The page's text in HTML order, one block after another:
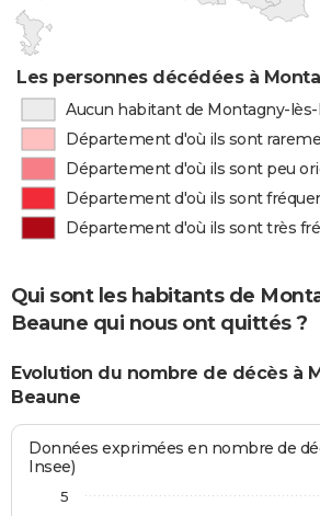
Les personnes décédées à
Aucun habitant de Montagny-
Département d'où ils sont
Département d'où ils sont peu
Département d'où ils sont
Département d'où ils sont très
Qui sont les habitants de
Beaune qui nous ont quittés ?
Evolution du nombre de décès à
Beaune
Données exprimées en nombre de
Insee)
5